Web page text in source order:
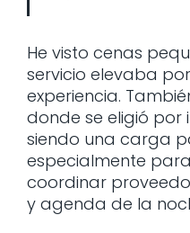
He visto cenas
servicio elevaba
experiencia.
donde se eligió
siendo una carga
especialmente
coordinar
y agenda de la